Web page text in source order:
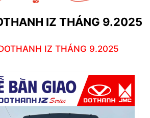
IZ THÁNG 9.2025
IZ THÁNG 9.2025